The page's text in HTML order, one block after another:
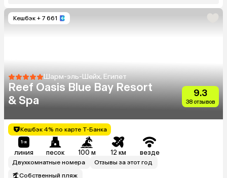
Кешбэк + 7 661
Шарм-эль-Шейх, Египет
Reef Oasis Blue Bay Resort
& Spa
9.3
38 отзывов
Кешбэк 4% по карте Т-Банка
линия песок 100 м 12 км везде
Двухкомнатные номера
Отзывы за этот год
Собственный пляж